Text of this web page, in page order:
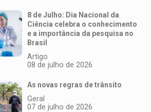
8 de Julho: Dia Nacional da
Ciência celebra o conhecimento
e a importância da pesquisa no
Brasil
Artigo
08 de julho de 2026
As novas regras de trânsito
Geral
07 de julho de 2026